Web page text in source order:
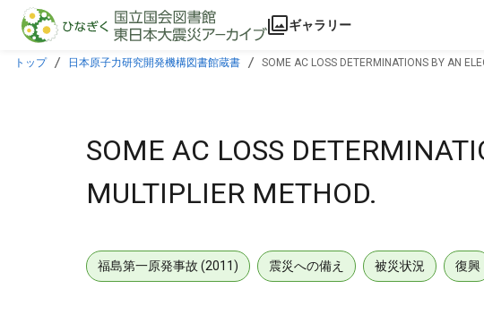
本文に飛ぶ
ギャラリー
トップ 日本原子力研究開発機構図書館蔵書 SOME AC LOSS DETERMINATIONS BY AN
SOME AC LOSS
MULTIPLIER METHOD.
福島第一原発事故 (2011) 震災への備え 被災状況 復興